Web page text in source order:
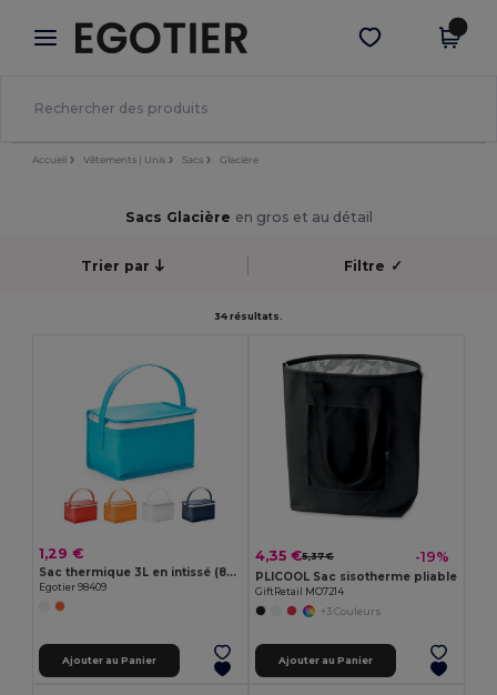
× Appli Egotier
Meilleurs prix sur l’app !
Obtenir l'appli
Accueil Vêtements | Unis Sacs Glacière
Sacs Glacière en gros et au détail
Trier par Filtre ✓
34 résultats.
1,29 €
Sac thermique 3L en intissé (80 g/m²)
Egotier 98409
Ajouter au Panier
4,35 €5,37 € -19%
PLICOOL Sac sisotherme pliable
GiftRetail MO7214
+3 Couleurs
Ajouter au Panier